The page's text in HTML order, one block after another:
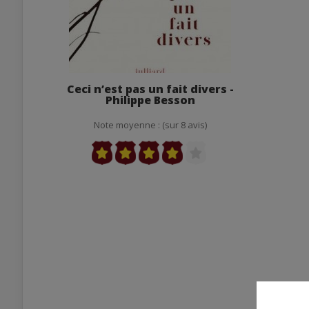
Ceci n’est pas un fait divers -
Philippe Besson
Note moyenne : (sur 8 avis)